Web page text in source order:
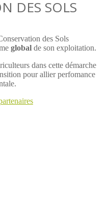
DES SOLS
des Sols
globalde son exploitation.
dans cette démarche
pour allier perfomance